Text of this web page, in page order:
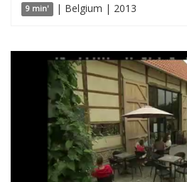
9 min' | Belgium | 2013